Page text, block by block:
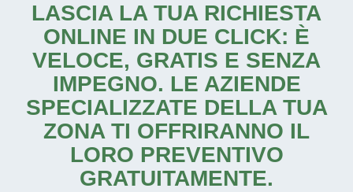
LASCIA LA TUA RICHIESTA
ONLINE IN DUE CLICK: È
VELOCE, GRATIS E SENZA
IMPEGNO. LE AZIENDE
SPECIALIZZATE DELLA TUA
ZONA TI OFFRIRANNO IL
LORO PREVENTIVO
GRATUITAMENTE.